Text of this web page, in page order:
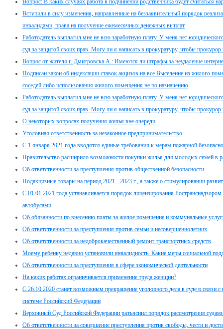
Вступили в силу изменения, направленные на беззаявительный порядок
инвалидами, права на получение ежемесячных денежных выплат
Работодатель выплатил мне не всю заработную плату. У меня нет
суд за защитой своих прав. Могу ли я написать в прокуратуру, чтобы прокурор
Вопрос от жителя г. Дмитровска А.: Имеются ли штрафы за неудаление
Подписан закон об индексации ставок акцизов на все Выселение из жилого
соседей либо использования жилого помещения не по назначению
Работодатель выплатил мне не всю заработную плату. У меня нет
суд за защитой своих прав. Могу ли я написать в прокуратуру, чтобы прокурор
О некоторых вопросах получения жилья вне очереди
Уголовная ответственность за незаконное предпринимательство
С 1 января 2021 года вводятся единые требования к мерам пожарной
Правительство расширило возможности покупки жилья для молодых семей в
Об ответственности за преступления против общественной безопасности
Подакцизные товары на период 2021 - 2023 г., а также о стимулировании
С 01.01.2021 года устанавливается порядок лицензирования
автобусами
Об обязанности по внесению платы за жилое помещение и коммунальные
Об ответственности за преступления против семьи и несовершеннолетних
Об ответственности за недоброкачественный ремонт транспортных средств
Моему ребенку недавно установили инвалидность. Какие меры социальной
Об ответственности за преступления в сфере экономической деятельности
На каких работах ограничивается применение труда женщин?
С 26.10.2020 станет возможным прекращение уголовного дела в суде в связи
системе Российский Федерации
Верховный Суд Российской Федерации разъяснил порядок рассмотрения
Об ответственности за совершение преступления против свободы, чести и